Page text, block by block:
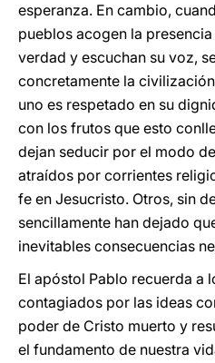
esperanza. En cambio,
pueblos acogen la
verdad y escuchan su voz,
concretamente la
uno es respetado en su
con los frutos que esto
dejan seducir por el modo
atraídos por corrientes
fe en Jesucristo. Otros, sin
sencillamente han dejado
inevitables consecuencias
El apóstol Pablo recuerda a
contagiados por las ideas
poder de Cristo muerto y
el fundamento de nuestra